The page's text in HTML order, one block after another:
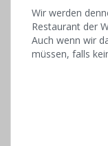
Wir werden
Restaurant der
Auch wenn wir
müssen, falls